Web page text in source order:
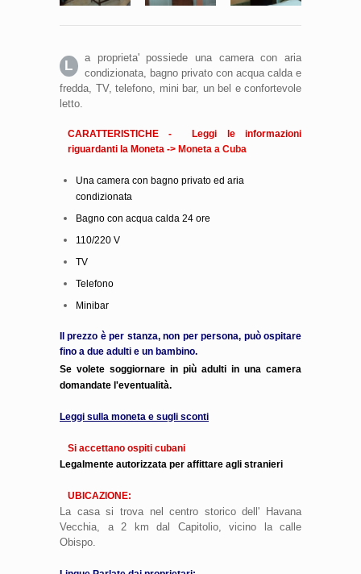
L
a proprieta' possiede una camera con aria
condizionata, bagno privato con acqua calda e
fredda, TV, telefono, mini bar, un bel e confortevole
letto.
CARATTERISTICHE - Leggi le informazioni
riguardanti la Moneta -> Moneta a Cuba
Una camera con bagno privato ed aria
condizionata
Bagno con acqua calda 24 ore
110/220 V
TV
Telefono
Minibar
Il prezzo è per stanza, non per persona, può ospitare
fino a due adulti e un bambino.
Se volete soggiornare in più adulti in una camera
domandate l'eventualità.
Leggi sulla moneta e sugli sconti
Si accettano ospiti cubani
Legalmente autorizzata per affittare agli stranieri
UBICAZIONE:
La casa si trova nel centro storico dell' Havana
Vecchia, a 2 km dal Capitolio, vicino la calle
Obispo.